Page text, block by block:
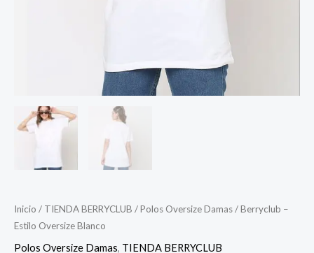
Inicio / TIENDA BERRYCLUB /Polos Oversize Damas/ Berryclub –
Estilo Oversize Blanco
Polos Oversize Damas, TIENDA BERRYCLUB